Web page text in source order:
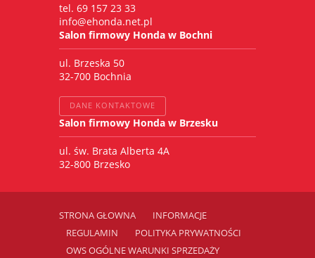
tel. 69 157 23 33
info@ehonda.net.pl
Salon firmowy Honda w Bochni
ul. Brzeska 50
32-700 Bochnia
DANE KONTAKTOWE
Salon firmowy Honda w Brzesku
ul. św. Brata Alberta 4A
32-800 Brzesko
STRONA GŁOWNA
INFORMACJE
REGULAMIN
POLITYKA PRYWATNOŚCI
OWS OGÓLNE WARUNKI SPRZEDAŻY